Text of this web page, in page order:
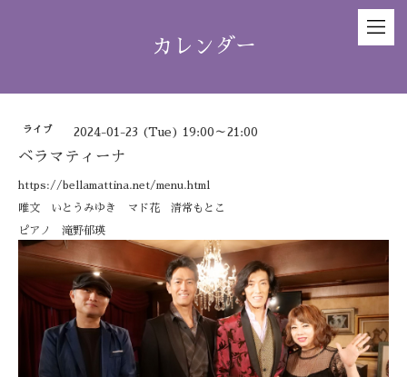
カレンダー
ライブ 2024-01-23 (Tue) 19:00～21:00
ベラマティーナ
https://bellamattina.net/menu.html
唯文 いとうみゆき マド花 清常もとこ
ピアノ 滝野郁瑛